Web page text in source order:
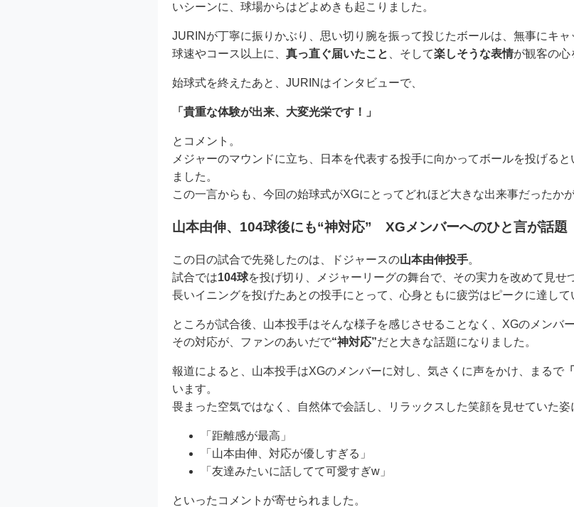
いシーンに、球場からはどよめきも起こりました。
JURINが丁寧に振りかぶり、思い切り腕を振って投じたボールは、無事にキャ
球速やコース以上に、 真っ直ぐ届いたこと 、そして楽しそうな表情が観客の心
始球式を終えたあと、JURINはインタビューで、
「貴重な体験が出来、大変光栄です！」
とコメント。
メジャーのマウンドに立ち、日本を代表する投手に向かってボールを投げる
ました。
この一言からも、今回の始球式がXGにとってどれほど大きな出来事だったか
山本由伸、104球後にも“神対応” XGメンバーへのひと言が話題
この日の試合で先発したのは、ドジャースの山本由伸投手。
試合では104球を投げ切り、メジャーリーグの舞台で、その実力を改めて見せ
長いイニングを投げたあとの投手にとって、心身ともに疲労はピークに達して
ところが試合後、山本投手はそんな様子を感じさせることなく、XGのメンバー
その対応が、ファンのあいだで“神対応”だと大きな話題になりました。
報道によると、山本投手はXGのメンバーに対し、気さくに声をかけ、まるで
います。
畏まった空気ではなく、自然体で会話し、リラックスした笑顔を見せていた
「距離感が最高」
「山本由伸、対応が優しすぎる」
「友達みたいに話してて可愛すぎw」
といったコメントが寄せられました。